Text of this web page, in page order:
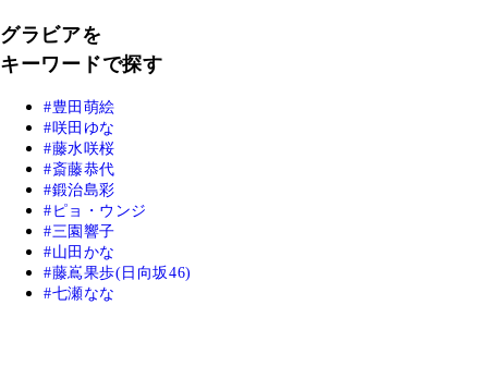
グラビアを
キーワードで探す
豊田萌絵
咲田ゆな
藤水咲桜
斎藤恭代
鍛治島彩
ピョ・ウンジ
三園響子
山田かな
藤嶌果歩(日向坂46)
七瀬なな